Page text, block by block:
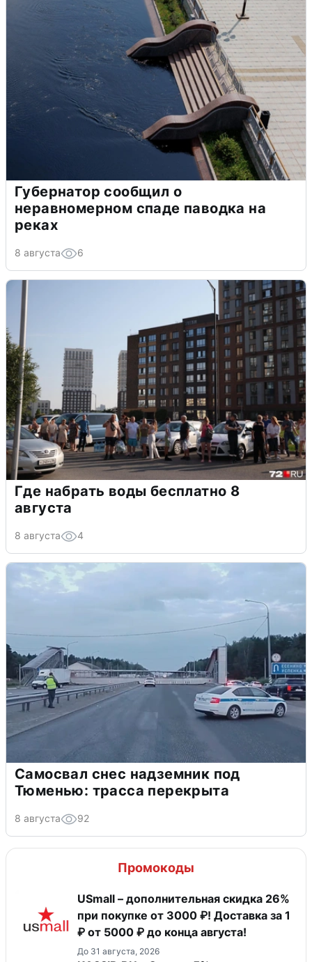
Губернатор сообщил о
неравномерном спаде паводка на
реках
8 августа 6
Где набрать воды бесплатно 8
августа
8 августа 4
Самосвал снес надземник под
Тюменью: трасса перекрыта
8 августа 92
Промокоды
USmall – дополнительная скидка 26%
при покупке от 3000 ₽! Доставка за 1
₽ от 5000 ₽ до конца августа!
До 31 августа, 2026